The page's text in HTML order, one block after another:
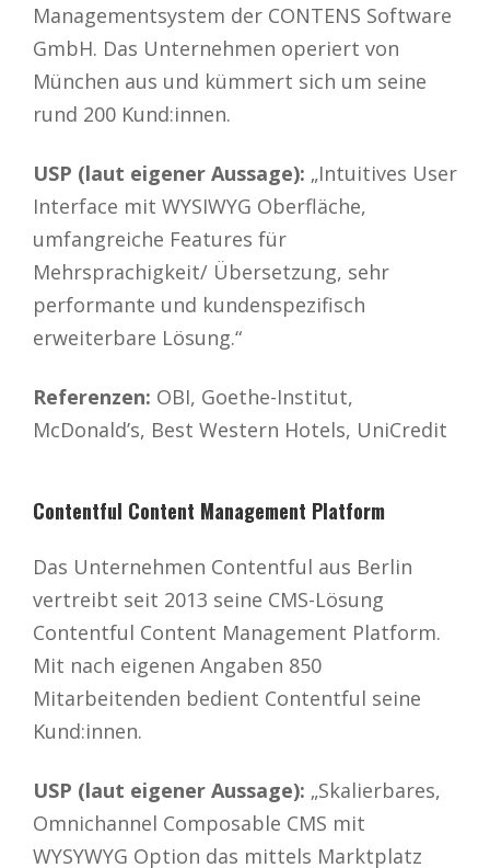
Managementsystem der CONTENS Software
GmbH. Das Unternehmen operiert von
München aus und kümmert sich um seine
rund 200 Kund:innen.
USP (laut eigener Aussage): „Intuitives User
Interface mit WYSIWYG Oberfläche,
umfangreiche Features für
Mehrsprachigkeit/ Übersetzung, sehr
performante und kundenspezifisch
erweiterbare Lösung.“
Referenzen: OBI, Goethe-Institut,
McDonald’s, Best Western Hotels, UniCredit
Contentful Content Management Platform
Das Unternehmen Contentful aus Berlin
vertreibt seit 2013 seine CMS-Lösung
Contentful Content Management Platform.
Mit nach eigenen Angaben 850
Mitarbeitenden bedient Contentful seine
Kund:innen.
USP (laut eigener Aussage): „Skalierbares,
Omnichannel Composable CMS mit
WYSYWYG Option das mittels Marktplatz